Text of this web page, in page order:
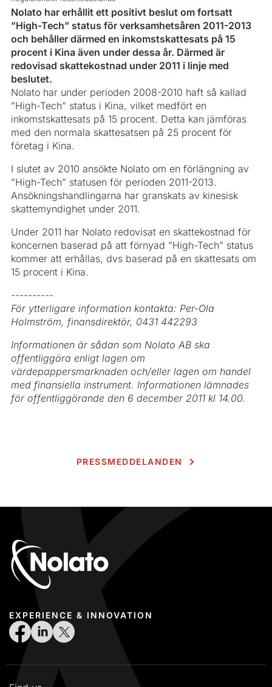
Nolato har erhållit ett positivt beslut om fortsatt
”High-Tech” status för verksamhetsåren 2011-2013
och behåller därmed en inkomstskattesats på 15
procent i Kina även under dessa år. Därmed är
redovisad skattekostnad under 2011 i linje med
beslutet.
Nolato har under perioden 2008-2010 haft så kallad
”High-Tech” status i Kina, vilket medfört en
inkomstskattesats på 15 procent. Detta kan jämföras
med den normala skattesatsen på 25 procent för
företag i Kina.
I slutet av 2010 ansökte Nolato om en förlängning av
”High-Tech” status­en för perioden 2011-2013.
Ansökningshandlingarna har granskats av kinesisk
skattemyndighet under 2011.
Under 2011 har Nolato redovisat en skattekostnad för
koncernen baserad på att förnyad ”High-Tech” status
kommer att erhållas, dvs baserad på en skattesats om
15 procent i Kina.
----------
För ytterligare information kontakta: Per-Ola
Holmström, finansdirektör, 0431 442293
Informationen är sådan som Nolato AB ska
offentliggöra enligt lagen om
värdepappersmarknaden och/eller lagen om handel
med finansiella instrument. Informationen lämnades
för offentliggörande den 6 december 2011 kl 14.00.
PRESSMEDDELANDEN
EXPERIENCE & INNOVATION